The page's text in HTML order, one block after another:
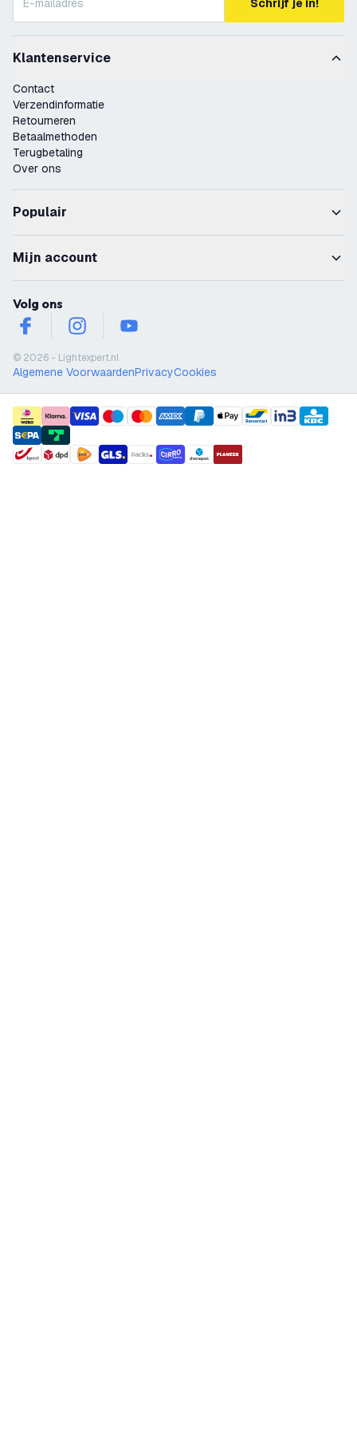
Schrijf je in!
Klantenservice
Contact
Verzendinformatie
Retourneren
Betaalmethoden
Terugbetaling
Over ons
Populair
Mijn account
Volg ons
facebookinstagramyoutube
© 2026 - Lightexpert.nl
Algemene VoorwaardenPrivacyCookies
payment methods
shipment methods